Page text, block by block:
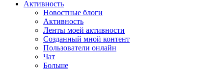
Активность
Новостные блоги
Активность
Ленты моей активности
Созданный мной контент
Пользователи онлайн
Чат
Больше